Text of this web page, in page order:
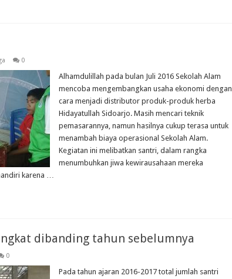
0
Alhamdulillah pada bulan Juli 2016 Sekolah Alam
mencoba mengembangkan usaha ekonomi dengan
cara menjadi distributor produk-produk herba
Hidayatullah Sidoarjo. Masih mencari teknik
pemasarannya, namun hasilnya cukup terasa untuk
menambah biaya operasional Sekolah Alam.
Kegiatan ini melibatkan santri, dalam rangka
menumbuhkan jiwa kewirausahaan mereka
karena …
dibanding tahun sebelumnya
0
Pada tahun ajaran 2016-2017 total jumlah santri